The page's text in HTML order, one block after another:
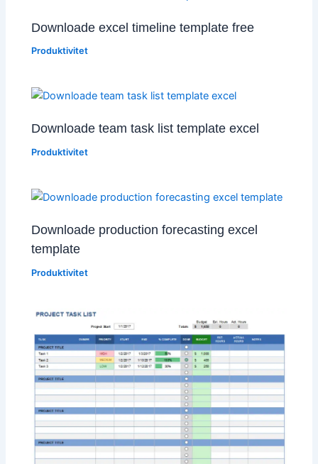
Downloade excel timeline template free
Produktivitet
Downloade team task list template excel
Produktivitet
Downloade production forecasting excel
template
Produktivitet